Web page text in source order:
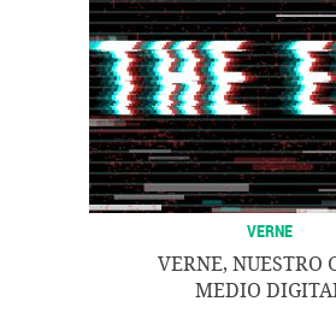
VERNE
VERNE, NUESTRO
MEDIO